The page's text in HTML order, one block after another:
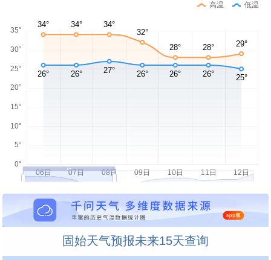
高温 低温
固始天气预报未来15天查询